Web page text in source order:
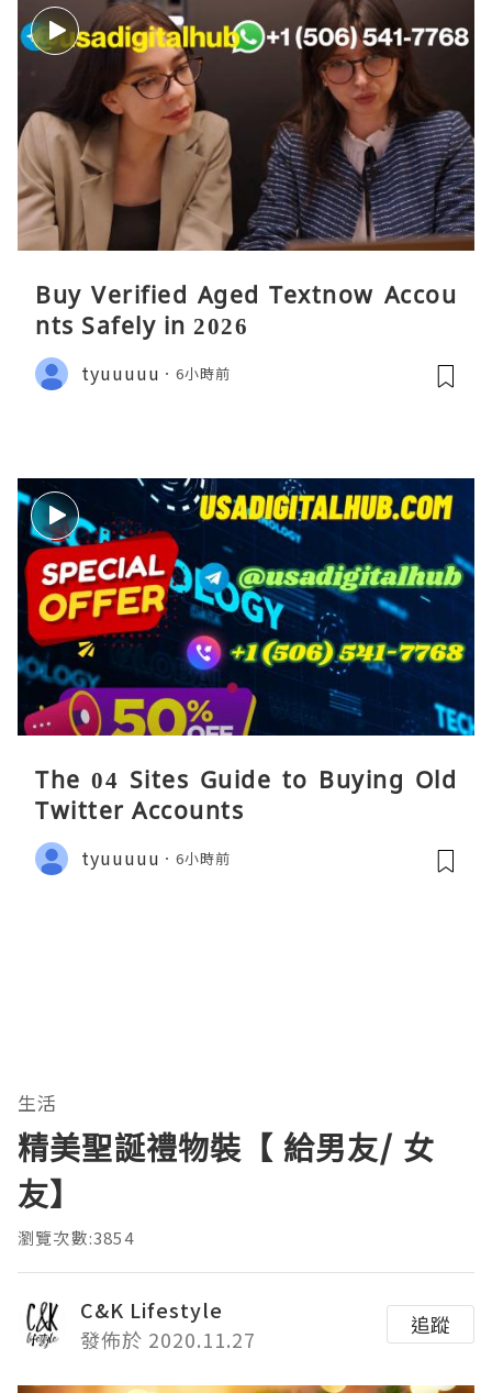
Buy Verified Aged Textnow Accou
nts Safely in 2026
tyuuuuu 6小時前
The 04 Sites Guide to Buying Old
Twitter Accounts
tyuuuuu 6小時前
生活
精美聖誕禮物裝【 給男友/ 女
友】
瀏覽次數:3854
C&K Lifestyle
發佈於 2020.11.27
追蹤